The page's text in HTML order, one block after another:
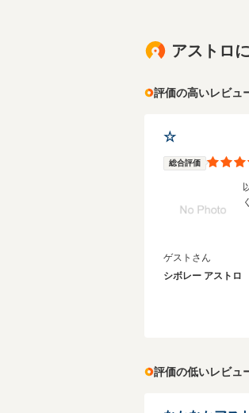
アストロ
評価の高いレビュ
☆
総合評価
ゲストさん
シボレー アストロ
評価の低いレビュ